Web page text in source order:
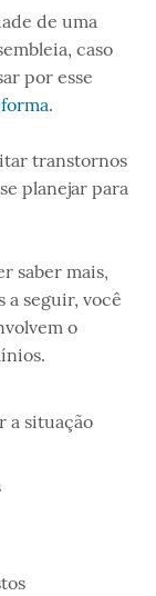
de uma
caso
por esse
.
transtornos
planejar para
saber mais,
seguir, você
o
a situação